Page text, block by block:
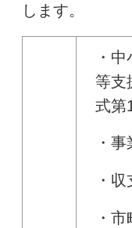
します。
・
等支
式第
・
・
・